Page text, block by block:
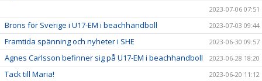
2023-07-06 07:51
Brons för Sverige i U17-EM i beachhandboll 2023-07-03 09:44
Framtida spänning och nyheter i SHE 2023-06-30 09:57
Agnes Carlsson befinner sig på U17-EM i beachhandboll 2023-06-28 18:20
Tack till Maria! 2023-06-20 11:12